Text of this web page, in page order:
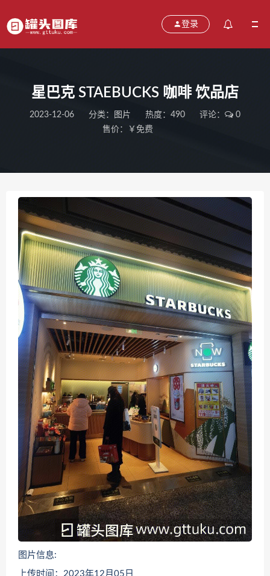
登录
星巴克 STAEBUCKS 咖啡 饮品店
2023-12-06 分类： 图片 热度：490 评论：
0
售价：￥免费
图片信息:
上传时间：2023年12月05日